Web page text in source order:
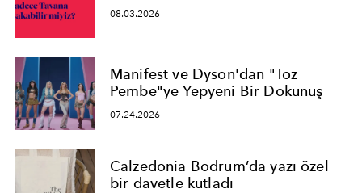
08.03.2026
Manifest ve Dyson'dan "Toz
Pembe"ye Yepyeni Bir Dokunuş
07.24.2026
Calzedonia Bodrum’da yazı özel
bir davetle kutladı